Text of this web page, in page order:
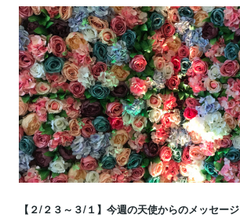
【２/２３～３/１】今週の天使からのメッセージ